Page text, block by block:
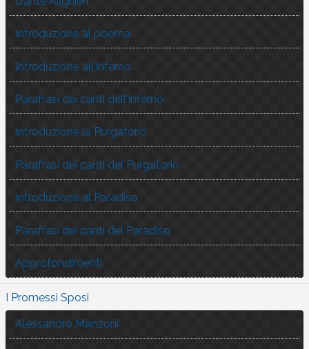
Introduzione al poema
Introduzione all’Inferno
Parafrasi dei canti dell’Inferno
Introduzione la Purgatorio
Parafrasi dei canti del Purgatorio
Introduzione al Paradiso
Parafrasi dei canti del Paradiso
Approfondimenti
I Promessi Sposi
Alessandro Manzoni